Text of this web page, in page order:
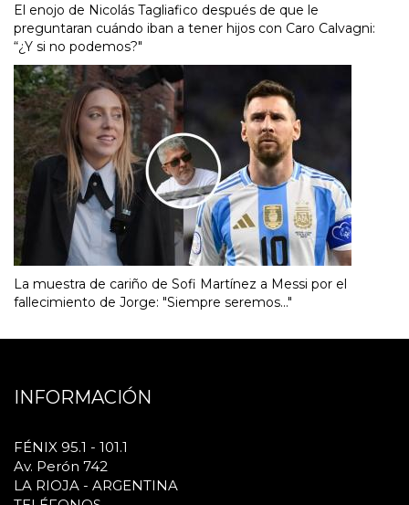
El enojo de Nicolás Tagliafico después de que le
preguntaran cuándo iban a tener hijos con Caro Calvagni:
“¿Y si no podemos?"
La muestra de cariño de Sofi Martínez a Messi por el
fallecimiento de Jorge: "Siempre seremos..."
INFORMACIÓN
FÉNIX 95.1 - 101.1
Av. Perón 742
LA RIOJA - ARGENTINA